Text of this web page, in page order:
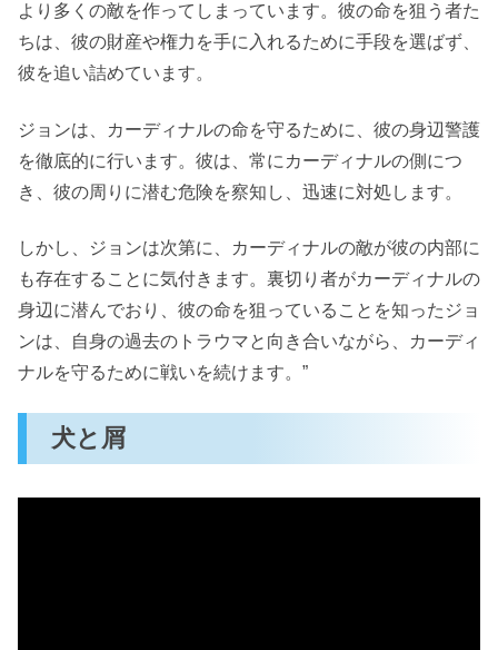
より多くの敵を作ってしまっています。彼の命を狙う者た
ちは、彼の財産や権力を手に入れるために手段を選ばず、
彼を追い詰めています。
ジョンは、カーディナルの命を守るために、彼の身辺警護
を徹底的に行います。彼は、常にカーディナルの側につ
き、彼の周りに潜む危険を察知し、迅速に対処します。
しかし、ジョンは次第に、カーディナルの敵が彼の内部に
も存在することに気付きます。裏切り者がカーディナルの
身辺に潜んでおり、彼の命を狙っていることを知ったジョ
ンは、自身の過去のトラウマと向き合いながら、カーディ
ナルを守るために戦いを続けます。”
犬と屑